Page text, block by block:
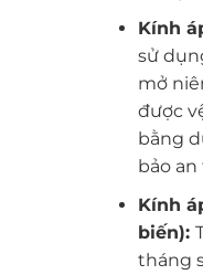
Kính
sử
mở
được
bằng
bảo
Kính
biến):
tháng